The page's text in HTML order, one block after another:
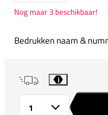
Nog maar 3 beschikbaar!
Bedrukken naam &
i